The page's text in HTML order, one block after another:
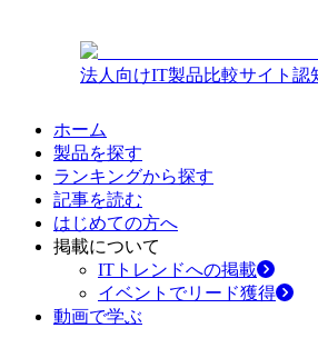
法人向けIT製品比較サイト 認
ホーム
製品を探す
ランキングから探す
記事を読む
はじめての方へ
掲載について
ITトレンドへの掲載
イベントでリード獲得
動画で学ぶ